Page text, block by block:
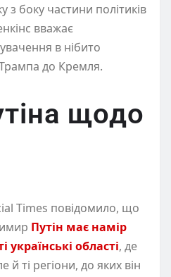
боку частини політиків
вважає
в нібито
до Кремля.
щодо
Times повідомило, що
Путін має намір
області, де
й ті регіони, до яких він